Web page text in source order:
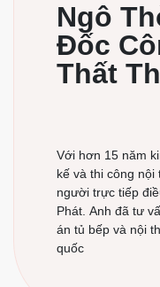
Ngô
Đốc
Thất
Với hơn 15 năm
kế và thi công
người trực tiếp
Phát. Anh đã tư
án tủ bếp và nội
quốc